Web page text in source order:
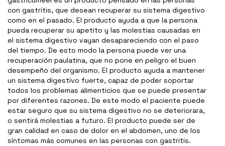
con gastritis, que desean recuperar su sistema digestivo
como en el pasado. El producto ayuda a que la persona
pueda recuperar su apetito y las molestias causadas en
el sistema digestivo vayan desapareciendo con el paso
del tiempo. De esto modo la persona puede ver una
recuperación paulatina, que no pone en peligro el buen
desempeño del organismo. El producto ayuda a mantener
un sistema digestivo fuerte, capaz de poder soportar
todos los problemas alimenticios que se puede presentar
por diferentes razones. De este modo el paciente puede
estar seguro que su sistema digestivo no se deteriorara,
o sentirá molestias a futuro. El producto puede ser de
gran calidad en caso de dolor en el abdomen, uno de los
síntomas más comunes en las personas con gastritis.